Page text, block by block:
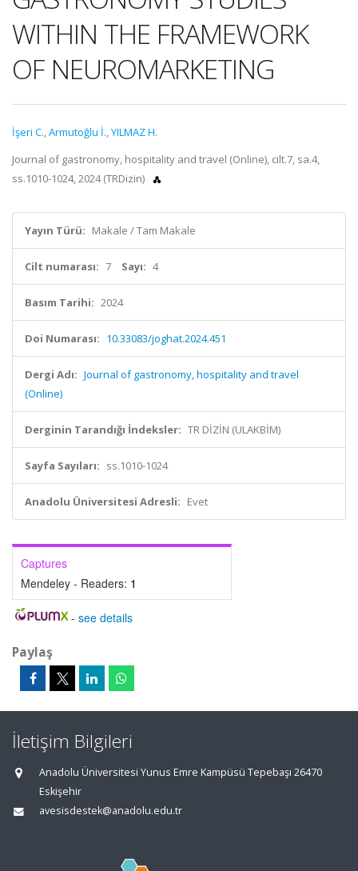
WITHIN THE FRAMEWORK
OF NEUROMARKETING
İşeri C.,Armutoğlu İ.,YILMAZ H.
Journal of gastronomy, hospitality and travel (Online), cilt.7, sa.4,
ss.1010-1024, 2024 (TRDizin)
Yayın Türü: Makale / Tam Makale
Cilt numarası: 7 Sayı: 4
Basım Tarihi: 2024
Doi Numarası: 10.33083/joghat.2024.451
Dergi Adı: Journal of gastronomy, hospitality and travel
(Online)
Derginin Tarandığı İndeksler: TR DİZİN (ULAKBİM)
Sayfa Sayıları: ss.1010-1024
Anadolu Üniversitesi Adresli: Evet
Captures
Mendeley - Readers: 1
- see details
Paylaş
İletişim Bilgileri
Anadolu Üniversitesi Yunus Emre Kampüsü Tepebaşı 26470
Eskişehir
avesisdestek@anadolu.edu.tr